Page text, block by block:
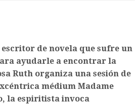
de novela que sufre un
ayudarle a encontrar la
Ruth organiza una sesión de
médium Madame
la espiritista invoca